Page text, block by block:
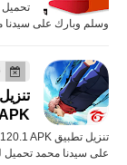
وسلم وبارك على
على سيدنا محمد تحميل